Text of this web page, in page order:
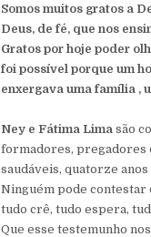
Somos muitos gratos a
Deus, de fé, que nos
Gratos por hoje poder
foi possível porque um
enxergava uma família ,
Ney e Fátima Lima são
formadores, pregadores
saudáveis, quatorze
Ninguém pode contestar
tudo crê, tudo espera,
Que esse testemunho